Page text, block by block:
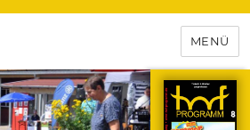
– das
für
MENÜ